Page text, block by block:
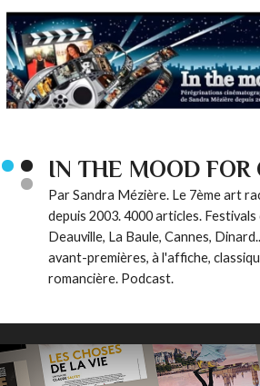
IN THE MOOD FOR
Par Sandra Mézière. Le 7ème art
depuis 2003. 4000 articles.
Deauville, La Baule, Cannes,
avant-premières, à l'affiche,
romancière. Podcast.